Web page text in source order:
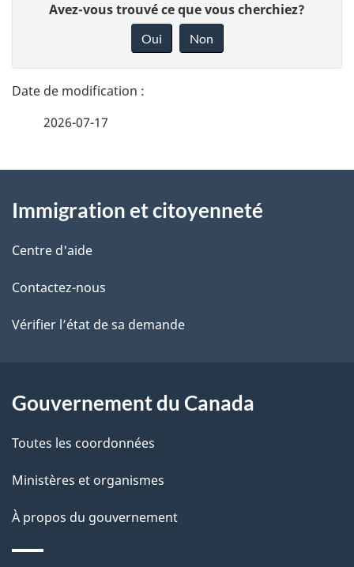
t
a
l
s
l
a
a
g
e
n
o
t
e
é
t
a
t
i
n
s
Avez-vous trouvé ce que vous cherchiez?
Oui Non
2026-07-17
propos
de
ce
site
Immigration et citoyenneté
Centre d'aide
Contactez-nous
Vérifier l’état de sa demande
Gouvernement du Canada
Toutes les coordonnées
Ministères et organismes
À propos du gouvernement